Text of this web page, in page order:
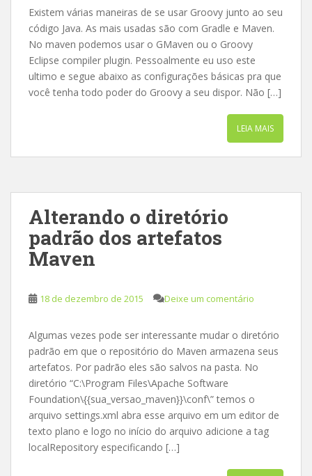
Existem várias maneiras de se usar Groovy junto ao seu
código Java. As mais usadas são com Gradle e Maven.
No maven podemos usar o GMaven ou o Groovy
Eclipse compiler plugin. Pessoalmente eu uso este
ultimo e segue abaixo as configurações básicas pra que
você tenha todo poder do Groovy a seu dispor. Não […]
LEIA MAIS
Alterando o diretório
padrão dos artefatos
Maven
18 de dezembro de 2015 Deixe um comentário
Algumas vezes pode ser interessante mudar o diretório
padrão em que o repositório do Maven armazena seus
artefatos. Por padrão eles são salvos na pasta. No
diretório “C:\Program Files\Apache Software
Foundation\{{sua_versao_maven}}\conf\” temos o
arquivo settings.xml abra esse arquivo em um editor de
texto plano e logo no início do arquivo adicione a tag
localRepository especificando […]